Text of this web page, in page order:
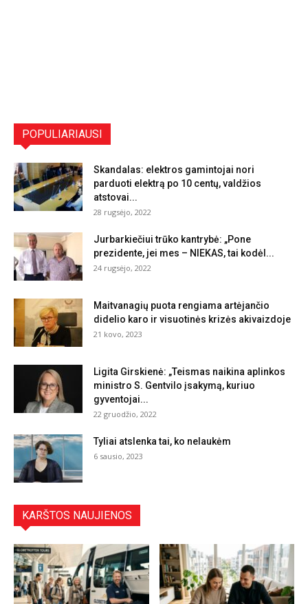
POPULIARIAUSI
Skandalas: elektros gamintojai nori
parduoti elektrą po 10 centų, valdžios
atstovai...
28 rugsėjo, 2022
Jurbarkiečiui trūko kantrybė: „Pone
prezidente, jei mes – NIEKAS, tai kodėl...
24 rugsėjo, 2022
Maitvanagių puota rengiama artėjančio
didelio karo ir visuotinės krizės akivaizdoje
21 kovo, 2023
Ligita Girskienė: „Teismas naikina aplinkos
ministro S. Gentvilo įsakymą, kuriuo
gyventojai...
22 gruodžio, 2022
Tyliai atslenka tai, ko nelaukėm
6 sausio, 2023
KARŠTOS NAUJIENOS